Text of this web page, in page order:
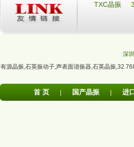
TXC晶振
深
有源晶振,石英振动子,声表面谐振器,石英晶振,
首 页 国产晶振 进